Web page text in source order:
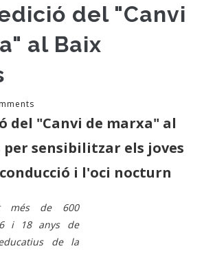
del "Canvi
al Baix
del "Canvi de marxa" al
per sensibilitzar els joves
i l'oci nocturn
més de 600
i 18 anys de
de la